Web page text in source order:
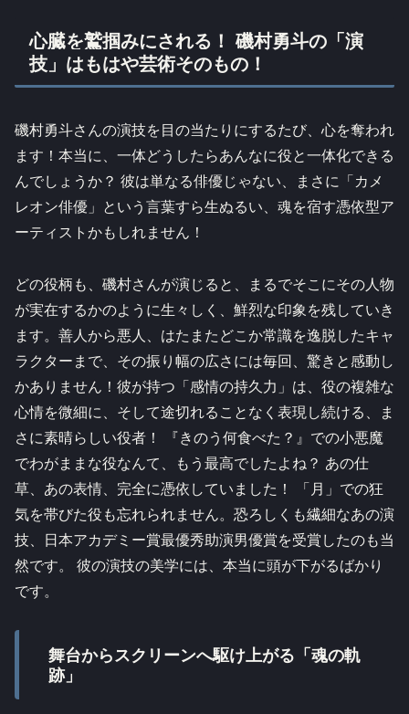
心臓を鷲掴みにされる！ 磯村勇斗の「演
技」はもはや芸術そのもの！
磯村勇斗さんの演技を目の当たりにするたび、心を奪われ
ます！本当に、一体どうしたらあんなに役と一体化できる
んでしょうか？ 彼は単なる俳優じゃない、まさに「カメ
レオン俳優」という言葉すら生ぬるい、魂を宿す憑依型ア
ーティストかもしれません！
どの役柄も、磯村さんが演じると、まるでそこにその人物
が実在するかのように生々しく、鮮烈な印象を残していき
ます。善人から悪人、はたまたどこか常識を逸脱したキャ
ラクターまで、その振り幅の広さには毎回、驚きと感動し
かありません！彼が持つ「感情の持久力」は、役の複雑な
心情を微細に、そして途切れることなく表現し続ける、ま
さに素晴らしい役者！ 『きのう何食べた？』での小悪魔
でわがままな役なんて、もう最高でしたよね？ あの仕
草、あの表情、完全に憑依していました！ 「月」での狂
気を帯びた役も忘れられません。恐ろしくも繊細なあの演
技、日本アカデミー賞最優秀助演男優賞を受賞したのも当
然です。 彼の演技の美学には、本当に頭が下がるばかり
です。
舞台からスクリーンへ駆け上がる「魂の軌
跡」